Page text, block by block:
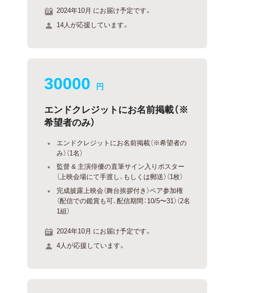
2024年10月 にお届け予定です。
14人が応援しています。
30000 円
エンドクレジットにお名前掲載（※
希望者のみ）
エンドクレジットにお名前掲載（※希望者の
み）（1名）
監督 & 主演俳優の直筆サイン入りポスター
（上映会場にて手渡し、もしくは郵送）（1枚）
完成披露上映会（舞台挨拶付き）ペア参加権
（配信での鑑賞も可、配信期間：10/5〜31）（2名
1組）
2024年10月 にお届け予定です。
4人が応援しています。